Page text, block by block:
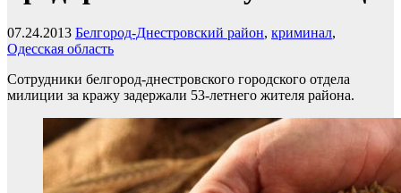
07.24.2013 Белгород-Днестровский район, криминал,
Одесская область
Сотрудники белгород-днестровского городского отдела
милиции за кражу задержали 53-летнего жителя района.